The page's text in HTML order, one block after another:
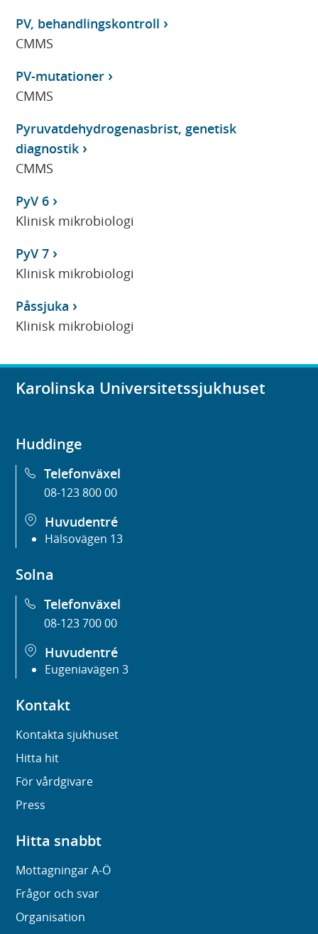
PV, behandlingskontroll
CMMS
PV-mutationer
CMMS
Pyruvatdehydrogenasbrist, genetisk
diagnostik
CMMS
PyV 6
Klinisk mikrobiologi
PyV 7
Klinisk mikrobiologi
Påssjuka
Klinisk mikrobiologi
Karolinska Universitetssjukhuset
Huddinge
Telefonväxel
08-123 800 00
Huvudentré
Hälsovägen 13
Solna
Telefonväxel
08-123 700 00
Huvudentré
Eugeniavägen 3
Kontakt
Kontakta sjukhuset
Hitta hit
För vårdgivare
Press
Hitta snabbt
Mottagningar A-Ö
Frågor och svar
Organisation